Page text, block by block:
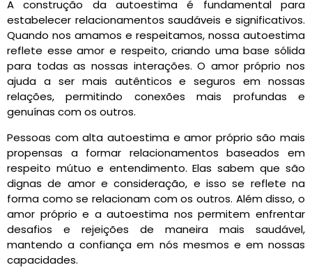
A construção da autoestima é fundamental para
estabelecer relacionamentos saudáveis e significativos.
Quando nos amamos e respeitamos, nossa autoestima
reflete esse amor e respeito, criando uma base sólida
para todas as nossas interações. O amor próprio nos
ajuda a ser mais autênticos e seguros em nossas
relações, permitindo conexões mais profundas e
genuínas com os outros.
Pessoas com alta autoestima e amor próprio são mais
propensas a formar relacionamentos baseados em
respeito mútuo e entendimento. Elas sabem que são
dignas de amor e consideração, e isso se reflete na
forma como se relacionam com os outros. Além disso, o
amor próprio e a autoestima nos permitem enfrentar
desafios e rejeições de maneira mais saudável,
mantendo a confiança em nós mesmos e em nossas
capacidades.